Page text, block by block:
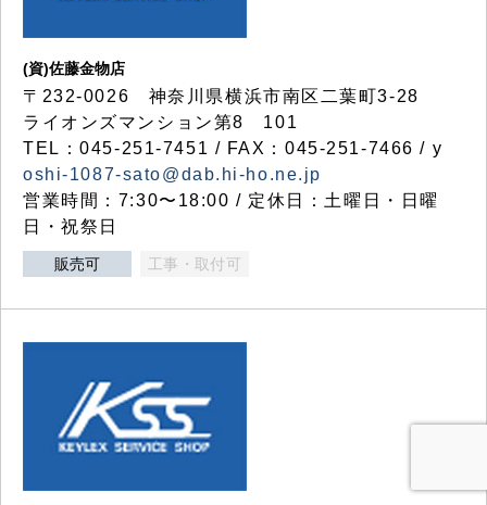
(資)佐藤金物店
〒232-0026 神奈川県横浜市南区二葉町3-28
ライオンズマンション第8 101
TEL：045-251-7451 / FAX：045-251-7466 / y
oshi-1087-sato@dab.hi-ho.ne.jp
営業時間：7:30〜18:00 / 定休日：土曜日・日曜
日・祝祭日
販売可 工事・取付可